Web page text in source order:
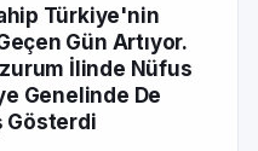
Türkiye'nin
Gün Artıyor.
İlinde Nüfus
Genelinde De
Gösterdi